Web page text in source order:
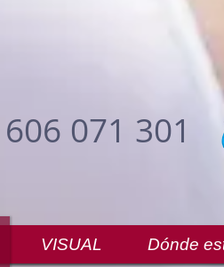
606 071 301
VISUAL Dónde